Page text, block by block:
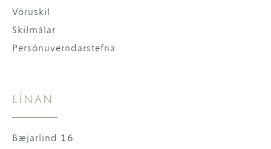
Vöruskil
Skilmálar
Persónuverndarstefna
LÍNAN
Bæjarlind 16